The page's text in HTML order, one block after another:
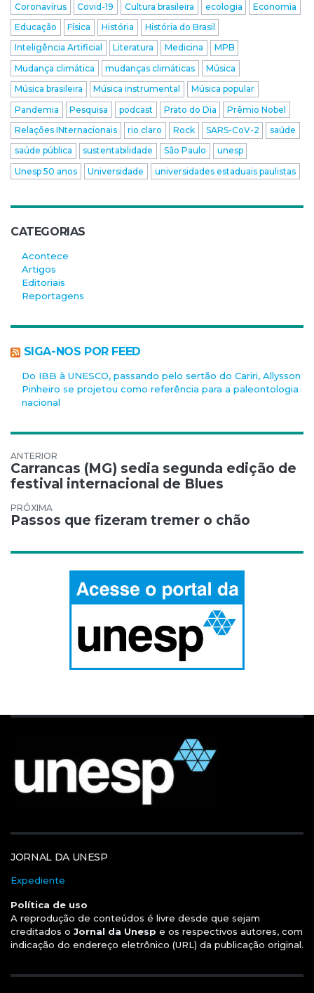
Coronavírus
Covid-19 Cultura brasileira ecologia
Economia
Educação
Física História
História do Brasil
Inteligência Artificial
Literatura Medicina
MPB
Mudança climática
mudanças climáticas
Música
Música brasileira
Música instrumental
Música popular
Pandemia
Pesquisa podcast Prato do Dia
Prêmio Nobel
Relações INternacionais
rio claro Rock SARS-CoV-2
saúde
saúde pública
sustentabilidade São Paulo
unesp
Unesp 50 anos
Universidade universidades estaduais paulistas
CATEGORIAS
Acontece
Artigos
Editoriais
Reportagens
SIGA-NOS POR FEED
Do IBB à UNESCO, passando pelo sertão do Cariri, Allysson
Pinheiro se projetou como referência para a paleontologia
nacional
Navegação de Post
Carrancas (MG) sedia segunda edição de
festival internacional de Blues
Passos que fizeram tremer o chão
JORNAL DA UNESP
Expediente
Política de uso
A reprodução de conteúdos é livre desde que sejam
creditados o Jornal da Unesp e os respectivos autores, com
indicação do endereço eletrônico (URL) da publicação original.